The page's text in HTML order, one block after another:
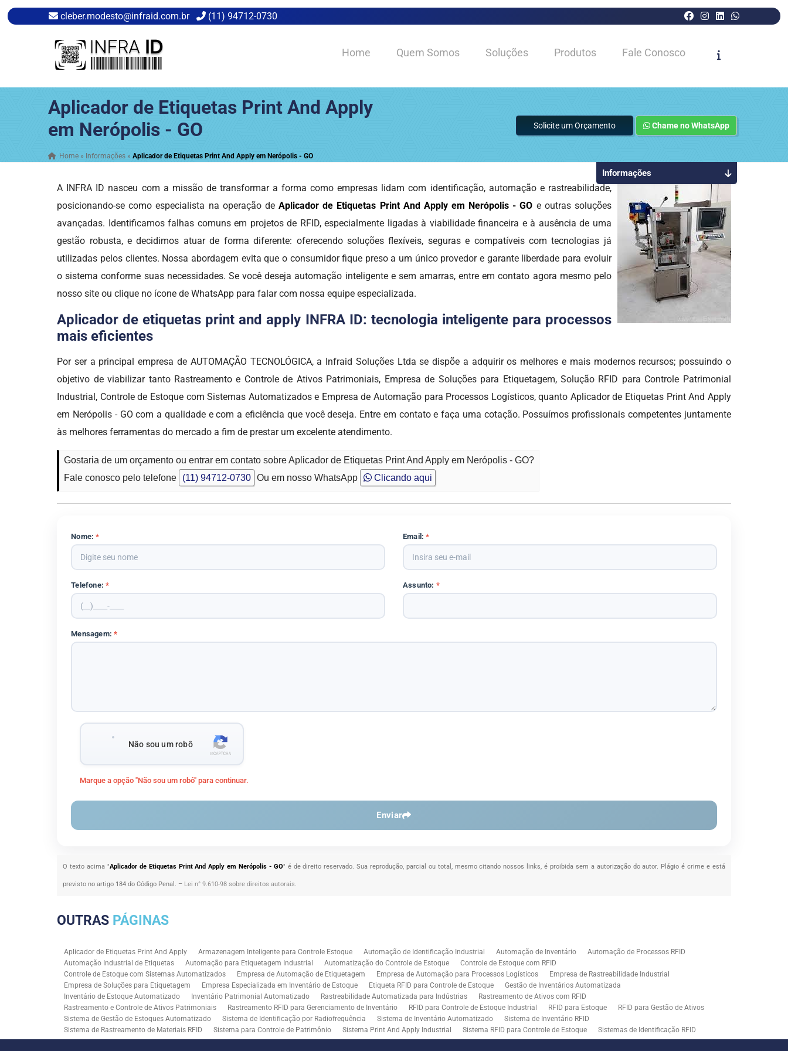
cleber.modesto@infraid.com.br (11) 94712-0730
Home Quem Somos Soluções Produtos Fale Conosco
Aplicador de Etiquetas Print And Apply
em Nerópolis - GO
Home » Informações »Aplicador de Etiquetas Print And Apply em Nerópolis - GO
Solicite um Orçamento Chame no WhatsApp
A INFRA ID nasceu com a missão de transformar a forma como empresas lidam com identificação, automação e rastreabilidade,
posicionando-se como especialista na operação deAplicador de Etiquetas Print And Apply em Nerópolis - GO e outras soluções
avançadas. Identificamos falhas comuns em projetos de RFID, especialmente ligadas à viabilidade financeira e à ausência de uma
gestão robusta, e decidimos atuar de forma diferente: oferecendo soluções flexíveis, seguras e compatíveis com tecnologias já
utilizadas pelos clientes. Nossa abordagem evita que o consumidor fique preso a um único provedor e garante liberdade para evoluir
o sistema conforme suas necessidades. Se você deseja automação inteligente e sem amarras, entre em contato agora mesmo pelo
nosso site ou clique no ícone de WhatsApp para falar com nossa equipe especializada.
Aplicador de etiquetas print and apply INFRA ID: tecnologia inteligente para processos
mais eficientes
Por ser a principal empresa de AUTOMAÇÃO TECNOLÓGICA, a Infraid Soluções Ltda se dispõe a adquirir os melhores e mais modernos recursos; possuindo o
objetivo de viabilizar tanto Rastreamento e Controle de Ativos Patrimoniais, Empresa de Soluções para Etiquetagem, Solução RFID para Controle Patrimonial
Industrial, Controle de Estoque com Sistemas Automatizados e Empresa de Automação para Processos Logísticos, quanto Aplicador de Etiquetas Print And Apply
em Nerópolis - GO com a qualidade e com a eficiência que você deseja. Entre em contato e faça uma cotação. Possuímos profissionais competentes juntamente
às melhores ferramentas do mercado a fim de prestar um excelente atendimento.
Gostaria de um orçamento ou entrar em contato sobre Aplicador de Etiquetas Print And Apply em Nerópolis - GO?
Fale conosco pelo telefone
(11) 94712-0730 Ou em nosso WhatsApp Clicando aqui
Nome:* Email:*
Telefone:* Assunto: *
Mensagem:*
Não sou um robô
Marque a opção "Não sou um robô" para continuar.
Enviar
O texto acima "Aplicador de Etiquetas Print And Apply em Nerópolis - GO" é de direito reservado. Sua reprodução, parcial ou total, mesmo citando nossos links, é proibida sem a autorização do autor. Plágio é crime e está
previsto no artigo 184 do Código Penal. – Lei n° 9.610-98 sobre direitos autorais.
Informações
OUTRAS PÁGINAS
Aplicador de Etiquetas Print And Apply Armazenagem Inteligente para Controle Estoque Automação de Identificação Industrial Automação de Inventário
Automação de Processos RFID
Automação Industrial de Etiquetas
Automação para Etiquetagem Industrial Automatização do Controle de Estoque
Controle de Estoque com RFID
Controle de Estoque com Sistemas Automatizados
Empresa de Automação de Etiquetagem Empresa de Automação para Processos Logísticos
Empresa de Rastreabilidade Industrial
Empresa de Soluções para Etiquetagem
Empresa Especializada em Inventário de Estoque Etiqueta RFID para Controle de Estoque
Gestão de Inventários Automatizada
Inventário de Estoque Automatizado
Inventário Patrimonial Automatizado Rastreabilidade Automatizada para Indústrias
Rastreamento de Ativos com RFID
Rastreamento e Controle de Ativos Patrimoniais
Rastreamento RFID para Gerenciamento de Inventário RFID para Controle de Estoque Industrial RFID para Estoque
RFID para Gestão de Ativos
Sistema de Gestão de Estoques Automatizado
Sistema de Identificação por Radiofrequência Sistema de Inventário Automatizado
Sistema de Inventário RFID
Sistema de Rastreamento de Materiais RFID
Sistema para Controle de Patrimônio Sistema Print And Apply Industrial Sistema RFID para Controle de Estoque
Sistemas de Identificação RFID
Solução RFID para Controle Patrimonial Industrial
Solução RFID para Indústria Soluções de Impressão e Aplicação de Etiquetas
Soluções em Rastreamento RFID